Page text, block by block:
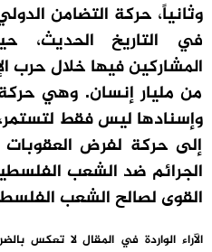
وثانياً، حركة التضامن
في التاريخ الحديث،
المشاركين فيها خلال حرب
من مليار إنسان. وهي
وإسنادها ليس فقط
إلى حركة لفرض
الجرائم ضد الشعب
القوى لصالح الشعب
الآراء الواردة في المقال لا تعكس